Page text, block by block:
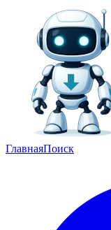
ГлавнаяПоиск